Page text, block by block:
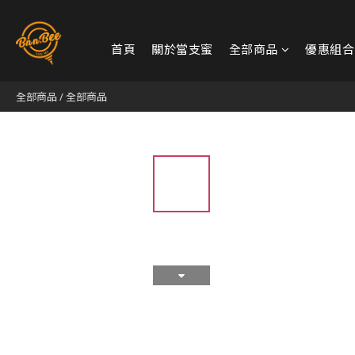
首頁 關於當支蜜 全部商品 優惠組合
全部商品/全部商品